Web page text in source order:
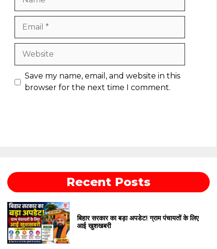
Website
Save my name, email, and website in this
browser for the next time I comment.
Recent Posts
बिहार सरकार का बड़ा अपडेट! ग्राम पंचायतों के लिए
आई खुशखबरी